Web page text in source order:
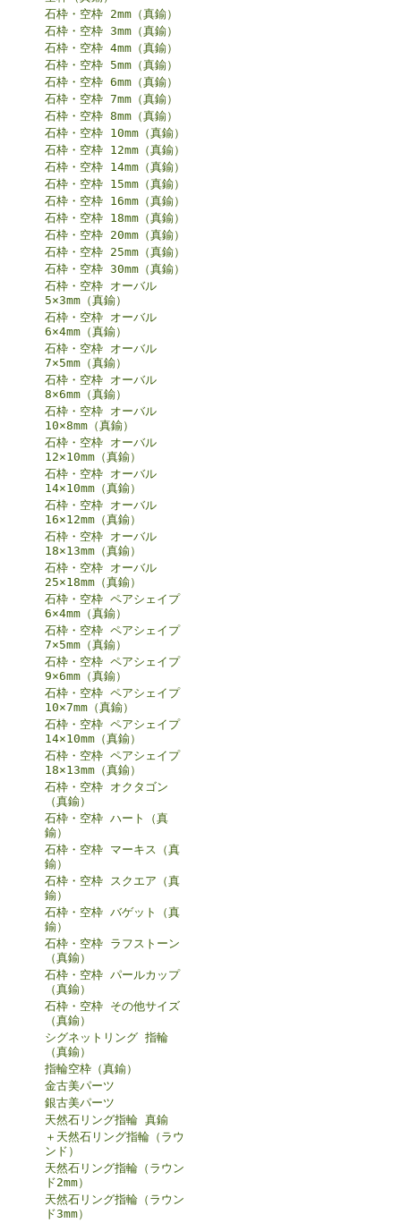
石枠・空枠 2mm（真鍮）
石枠・空枠 3mm（真鍮）
石枠・空枠 4mm（真鍮）
石枠・空枠 5mm（真鍮）
石枠・空枠 6mm（真鍮）
石枠・空枠 7mm（真鍮）
石枠・空枠 8mm（真鍮）
石枠・空枠 10mm（真鍮）
石枠・空枠 12mm（真鍮）
石枠・空枠 14mm（真鍮）
石枠・空枠 15mm（真鍮）
石枠・空枠 16mm（真鍮）
石枠・空枠 18mm（真鍮）
石枠・空枠 20mm（真鍮）
石枠・空枠 25mm（真鍮）
石枠・空枠 30mm（真鍮）
石枠・空枠 オーバル
5×3mm（真鍮）
石枠・空枠 オーバル
6×4mm（真鍮）
石枠・空枠 オーバル
7×5mm（真鍮）
石枠・空枠 オーバル
8×6mm（真鍮）
石枠・空枠 オーバル
10×8mm（真鍮）
石枠・空枠 オーバル
12×10mm（真鍮）
石枠・空枠 オーバル
14×10mm（真鍮）
石枠・空枠 オーバル
16×12mm（真鍮）
石枠・空枠 オーバル
18×13mm（真鍮）
石枠・空枠 オーバル
25×18mm（真鍮）
石枠・空枠 ペアシェイプ
6×4mm（真鍮）
石枠・空枠 ペアシェイプ
7×5mm（真鍮）
石枠・空枠 ペアシェイプ
9×6mm（真鍮）
石枠・空枠 ペアシェイプ
10×7mm（真鍮）
石枠・空枠 ペアシェイプ
14×10mm（真鍮）
石枠・空枠 ペアシェイプ
18×13mm（真鍮）
石枠・空枠 オクタゴン
（真鍮）
石枠・空枠 ハート（真
鍮）
石枠・空枠 マーキス（真
鍮）
石枠・空枠 スクエア（真
鍮）
石枠・空枠 バゲット（真
鍮）
石枠・空枠 ラフストーン
（真鍮）
石枠・空枠 パールカップ
（真鍮）
石枠・空枠 その他サイズ
（真鍮）
シグネットリング 指輪
（真鍮）
指輪空枠（真鍮）
金古美パーツ
銀古美パーツ
天然石リング指輪 真鍮
＋天然石リング指輪（ラウ
ンド）
天然石リング指輪（ラウン
ド2mm）
天然石リング指輪（ラウン
ド3mm）